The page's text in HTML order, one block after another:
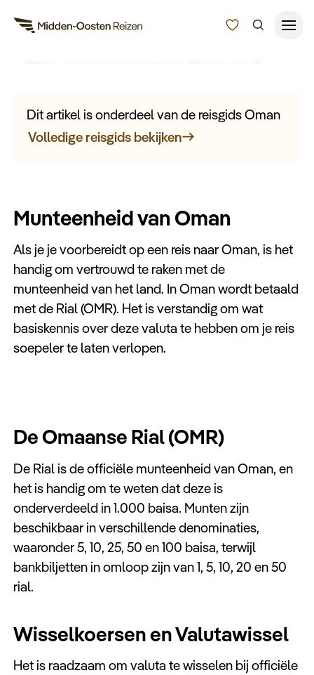
Type Reizen
Zoeken
Munteenheid van Oman
munteenheid in Oman.
Dit artikel is onderdeel van de reisgids Oman
Volledige reisgids bekijken
Munteenheid van Oman
Als je je voorbereidt op een reis naar Oman, is het
handig om vertrouwd te raken met de
munteenheid van het land. In Oman wordt betaald
met de Rial (OMR). Het is verstandig om wat
basiskennis over deze valuta te hebben om je reis
soepeler te laten verlopen.
De Omaanse Rial (OMR)
De Rial is de officiële munteenheid van Oman, en
het is handig om te weten dat deze is
onderverdeeld in 1.000 baisa. Munten zijn
beschikbaar in verschillende denominaties,
waaronder 5, 10, 25, 50 en 100 baisa, terwijl
bankbiljetten in omloop zijn van 1, 5, 10, 20 en 50
rial.
Wisselkoersen en Valutawissel
Het is raadzaam om valuta te wisselen bij officiële